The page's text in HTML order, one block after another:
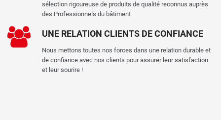
sélection rigoureuse de produits de qualité reconnus auprès
des Professionnels du bâtiment
UNE RELATION CLIENTS DE CONFIANCE
Nous mettons toutes nos forces dans une relation durable et
de confiance avec nos clients pour assurer leur satisfaction
et leur sourire !